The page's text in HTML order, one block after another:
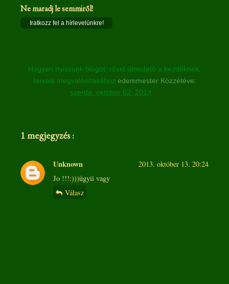
Ne maradj le semmiről!
Iratkozz fel a hírlevelünkre!
Hogyan nyissunk blogot: rövid útmutató a kezdőknek,
terveik megvalósításához edemmester Közzétéve:
szerda, október 02, 2013
1 megjegyzés :
Unknown
2013. október 13. 20:24
Jo !!!:)))ügyii vagy
Válasz